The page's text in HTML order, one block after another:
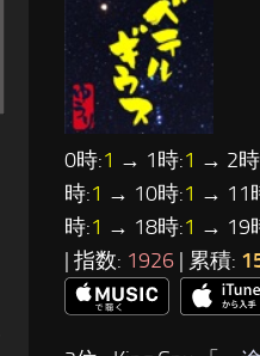
0時:1 → 1時:1 → 2
時:1 → 10時:1 → 11
時:1 → 18時:1 → 19
| 指数: 1926 | 累積: